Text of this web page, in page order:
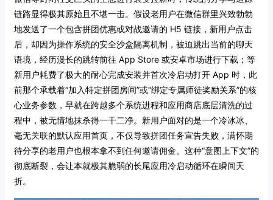
链路显得极其原始且不堪一击。假设老用户在微信群里兴致勃勃
地发送了一个包含拼团优惠或对战邀请的 H5 链接，新用户点击
后，却因为操作系统的安全沙盒隔离机制，被迫跳出当前的聊天
语境，经历漫长的跳转前往 App Store 或安卓市场进行下载；等
新用户耗费了极大的耐心完成安装并首次冷启动打开 App 时，此
前那个承载着“加入特定拼团房间”或“绑定专属师徒奖励关系”的核
心业务参数，早就在跨越多个系统进程和应用商店底层清洗的过
程中，被无情地抹杀得一干二净。新用户面对的是一个冷冰冰、
毫无关联的默认应用首页，不仅导致拼团任务宣告失败，满怀期
待分享的老用户也根本拿不到任何邀请佣金。这种“意图上下文”的
彻底断裂，会让本就极其脆弱的长尾应用冷启动循环在瞬间夭
折。